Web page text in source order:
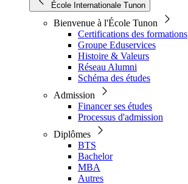
École Internationale Tunon
Bienvenue à l'École Tunon
Certifications des formations
Groupe Eduservices
Histoire & Valeurs
Réseau Alumni
Schéma des études
Admission
Financer ses études
Processus d'admission
Diplômes
BTS
Bachelor
MBA
Autres